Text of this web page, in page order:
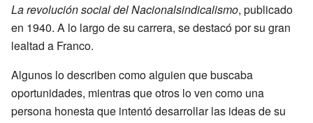
La revolución social del Nacionalsindicalismo, publicado
en 1940. A lo largo de su carrera, se destacó por su gran
lealtad a Franco.
Algunos lo describen como alguien que buscaba
oportunidades, mientras que otros lo ven como una
persona honesta que intentó desarrollar las ideas de su